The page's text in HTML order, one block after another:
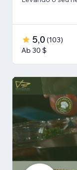
5,0 (103)
Ab 30 $